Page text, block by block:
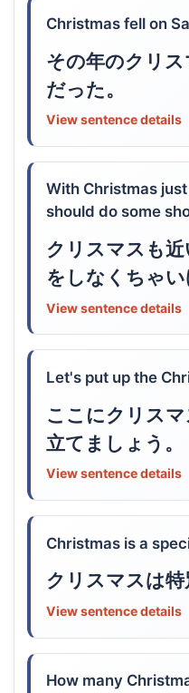
Christmas fell on
その年のクリス
だった。
View sentence details
With Christmas
should do some
クリスマスも
をしなくちゃい
View sentence details
Let's put up the
ここにクリス
立てましょう。
View sentence details
Christmas is a
クリスマスは特
View sentence details
How many